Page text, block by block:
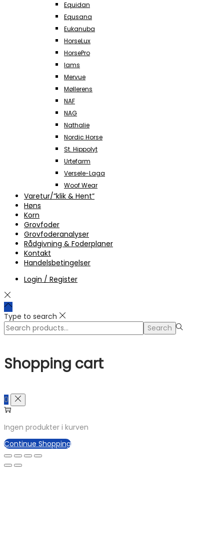
Equidan
Equsana
Eukanuba
HorseLux
HorsePro
Iams
Mervue
Møllerens
NAF
NAG
Nathalie
Nordic Horse
St. Hippolyt
Urtefarm
Versele-Laga
Woof Wear
Varetur/”klik & Hent”
Høns
Korn
Grovfoder
Grovfoderanalyser
Rådgivning & Foderplaner
Kontakt
Handelsbetingelser
Login / Register
Type to search
Search
for:>
Search
Shopping cart
0
Ingen produkter i kurven
Continue Shopping